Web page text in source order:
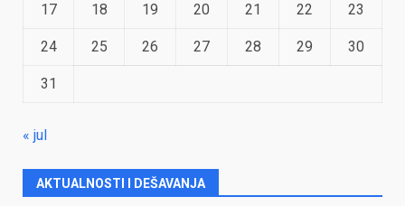
17 18 19 20 21 22 23
24 25 26 27 28 29 30
31
« jul
AKTUALNOSTI I DEŠAVANJA